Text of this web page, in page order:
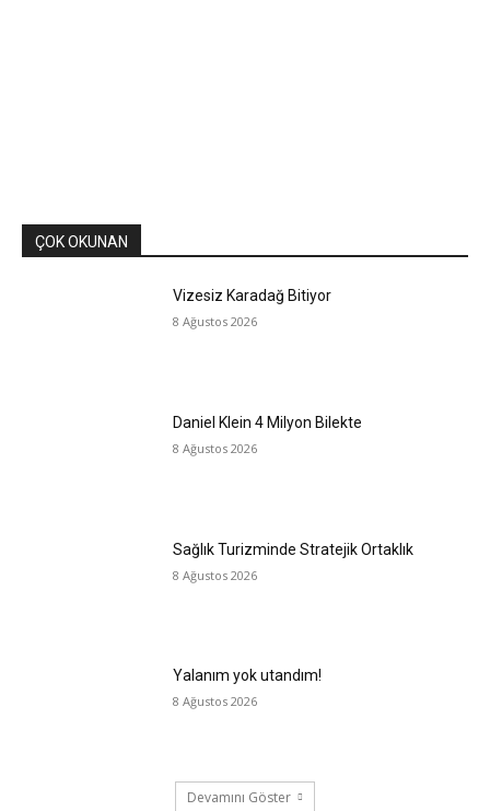
ÇOK OKUNAN
Vizesiz Karadağ Bitiyor
8 Ağustos 2026
Daniel Klein 4 Milyon Bilekte
8 Ağustos 2026
Sağlık Turizminde Stratejik Ortaklık
8 Ağustos 2026
Yalanım yok utandım!
8 Ağustos 2026
Devamını Göster